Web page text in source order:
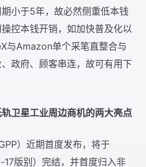
小于5年，故必然侧重低本钱
控本钱开销，如加快普及化以
与Amazon单个采笔直整合与
政府、顾客串连，故可有用下
卫星工业周边商机的两大亮点
）近期首度发布，将于
版别）完结，并首度归入非